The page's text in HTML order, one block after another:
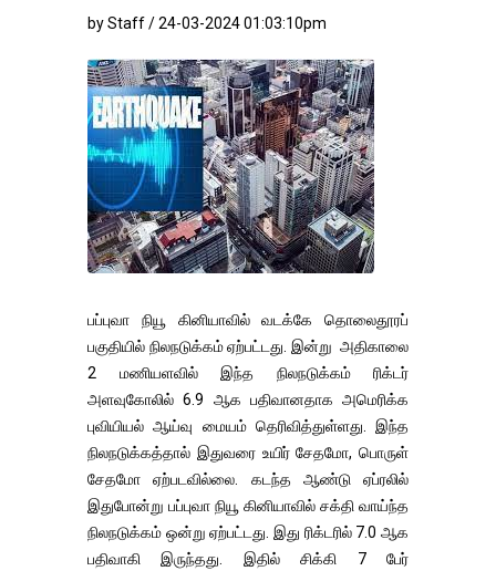
by Staff / 24-03-2024 01:03:10pm
பப்புவா நியூ கினியாவில் வடக்கே தொலைதூரப்
பகுதியில் நிலநடுக்கம் ஏற்பட்டது. இன்று அதிகாலை
2 மணியளவில் இந்த நிலநடுக்கம் ரிக்டர்
அளவுகோலில் 6.9 ஆக பதிவானதாக அமெரிக்க
புவியியல் ஆய்வு மையம் தெரிவித்துள்ளது. இந்த
நிலநடுக்கத்தால் இதுவரை உயிர் சேதமோ, பொருள்
சேதமோ ஏற்படவில்லை. கடந்த ஆண்டு ஏப்ரலில்
இதுபோன்று பப்புவா நியூ கினியாவில் சக்தி வாய்ந்த
நிலநடுக்கம் ஒன்று ஏற்பட்டது. இது ரிக்டரில் 7.0 ஆக
பதிவாகி இருந்தது. இதில் சிக்கி 7 பேர்